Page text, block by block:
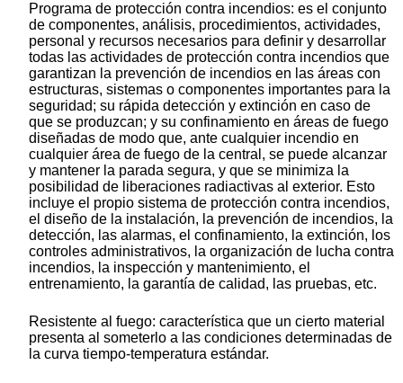
Programa de protección contra incendios: es el conjunto
de componentes, análisis, procedimientos, actividades,
personal y recursos necesarios para definir y desarrollar
todas las actividades de protección contra incendios que
garantizan la prevención de incendios en las áreas con
estructuras, sistemas o componentes importantes para la
seguridad; su rápida detección y extinción en caso de
que se produzcan; y su confinamiento en áreas de fuego
diseñadas de modo que, ante cualquier incendio en
cualquier área de fuego de la central, se puede alcanzar
y mantener la parada segura, y que se minimiza la
posibilidad de liberaciones radiactivas al exterior. Esto
incluye el propio sistema de protección contra incendios,
el diseño de la instalación, la prevención de incendios, la
detección, las alarmas, el confinamiento, la extinción, los
controles administrativos, la organización de lucha contra
incendios, la inspección y mantenimiento, el
entrenamiento, la garantía de calidad, las pruebas, etc.
Resistente al fuego: característica que un cierto material
presenta al someterlo a las condiciones determinadas de
la curva tiempo-temperatura estándar.